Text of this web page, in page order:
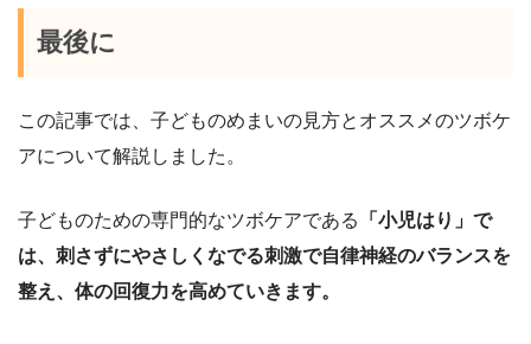
最後に
この記事では、子どものめまいの見方とオススメのツボケ
アについて解説しました。
子どものための専門的なツボケアである
「小児はり」で
は、刺さずにやさしくなでる刺激で自律神経のバランスを
整え、体の回復力を高めていきます。